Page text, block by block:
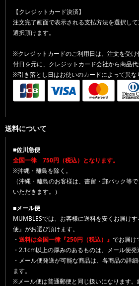
【クレジットカード決済】
注文完了画面で表示される支払方法を選択し
選択頂けます。
※クレジットカードのご利用日は、注文を受け
付日を元に、クレジットカード会社から商品代
※引き落とし日はお使いのカードによって異な
送料について
■佐川急便
全国一律 750円（税込）となります。
※沖縄・離島を除く。
（沖縄・離島のお客様は、書留・郵パック等
いただきます。）
■メール便
MUMBLESでは、お客様に送料を安くお届け
便』がお選び頂けます。
・ 送料は全国一律『250円（税込）』 でお届け
・2.1cm以上の厚みのあるものは、メール便発
・メール便発送が可能な商品は、各商品の詳
ます。
※メール便は普通郵便と同じ扱いになります。